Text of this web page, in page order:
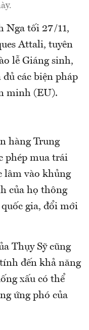
Nga tối 27/11,
Attali, tuyên
lễ Giáng sinh,
các biện pháp
minh (EU).
hàng Trung
phép mua trái
lâm vào khủng
của họ thông
quốc gia, đổi mới
Thụy Sỹ cũng
đến khả năng
xấu có thể
ứng phó của